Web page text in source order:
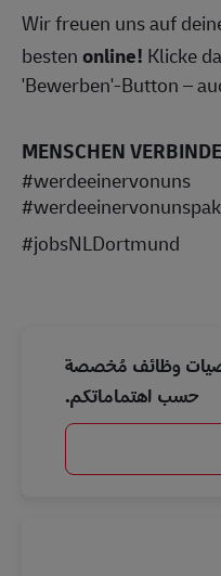
Wir freuen uns auf
bestenonline! Klicke
'Bewerben'-Button –
MENSCHEN
#werdeeinervonuns
#jobsNLDortmund
وظائف مُخصصة
حسب اهتماماتكم.